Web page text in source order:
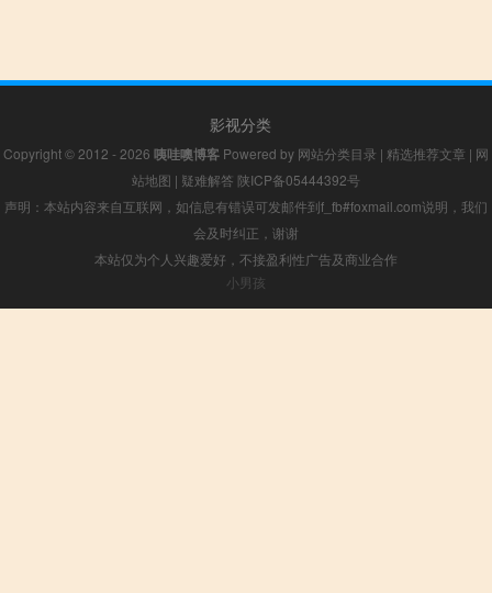
影视分类
Copyright © 2012 - 2026 咦哇噢博客 Powered by 网站分类目录 | 精选推荐文章 | 网
站地图 | 疑难解答 陕ICP备05444392号
声明：本站内容来自互联网，如信息有错误可发邮件到f_fb#foxmail.com说明，我们
会及时纠正，谢谢
本站仅为个人兴趣爱好，不接盈利性广告及商业合作
小男孩